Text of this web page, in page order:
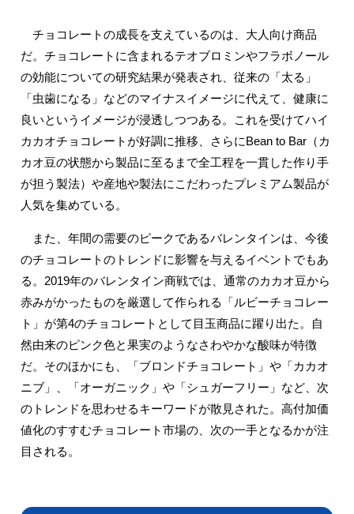
チョコレートの成長を支えているのは、大人向け商品
だ。チョコレートに含まれるテオブロミンやフラボノール
の効能についての研究結果が発表され、従来の「太る」
「虫歯になる」などのマイナスイメージに代えて、健康に
良いというイメージが浸透しつつある。これを受けてハイ
カカオチョコレートが好調に推移、さらにBean to Bar（カ
カオ豆の状態から製品に至るまで全工程を一貫した作り手
が担う製法）や産地や製法にこだわったプレミアム製品が
人気を集めている。
また、年間の需要のピークであるバレンタインは、今後
のチョコレートのトレンドに影響を与えるイベントでもあ
る。2019年のバレンタイン商戦では、通常のカカオ豆から
赤みがかったものを厳選して作られる「ルビーチョコレー
ト」が第4のチョコレートとして目玉商品に躍り出た。自
然由来のピンク色と果実のようなさわやかな酸味が特徴
だ。そのほかにも、「ブロンドチョコレート」や「カカオ
ニブ」、「オーガニック」や「シュガーフリー」など、次
のトレンドを思わせるキーワードが散見された。高付加価
値化のすすむチョコレート市場の、次の一手となるかが注
目される。